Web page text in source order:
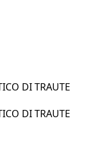
DI TRAUTE
DI TRAUTE